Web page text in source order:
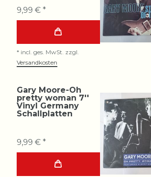
9,99 € *
* incl. ges. MwSt. zzgl.
Versandkosten
Gary Moore-Oh
pretty woman 7''
Vinyl Germany
Schallplatten
9,99 € *